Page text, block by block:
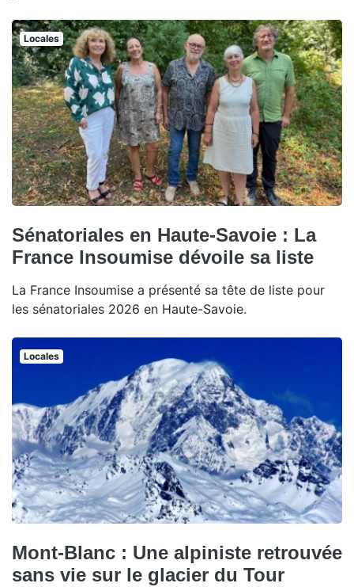
Locales
Sénatoriales en Haute-Savoie : La
France Insoumise dévoile sa liste
La France Insoumise a présenté sa tête de liste pour
les sénatoriales 2026 en Haute-Savoie.
Locales
Mont-Blanc : Une alpiniste retrouvée
sans vie sur le glacier du Tour